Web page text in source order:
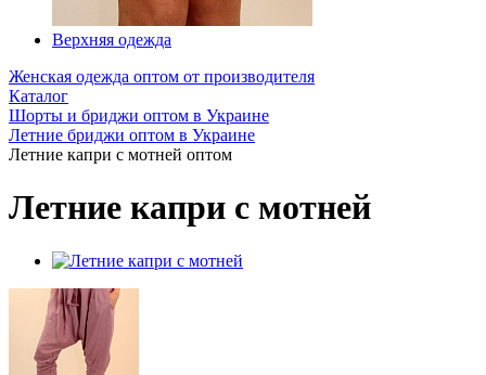
Верхняя одежда
Женская одежда оптом от производителя
Каталог
Шорты и бриджи оптом в Украине
Летние бриджи оптом в Украине
Летние капри с мотней оптом
Летние капри с мотней